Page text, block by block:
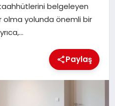
belgeleyen
olma yolunda önemli bir
Paylaş